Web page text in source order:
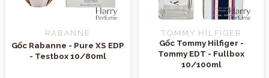
RABANNE
Gốc Rabanne - Pure XS EDP
- Testbox 10/80ml
TOMMY HILFIGER
Gốc Tommy Hilfiger -
Tommy EDT - Fullbox
10/100ml